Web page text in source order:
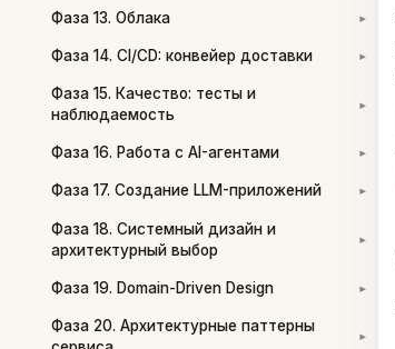
Фаза 13. Облака ▾
Фаза 14. CI/CD: конвейер доставки ▾
Фаза 15. Качество: тесты и
наблюдаемость
▾
Фаза 16. Работа с AI-агентами ▾
Фаза 17. Создание LLM-приложений ▾
Фаза 18. Системный дизайн и
архитектурный выбор
▾
Фаза 19. Domain-Driven Design ▾
Фаза 20. Архитектурные паттерны
▾